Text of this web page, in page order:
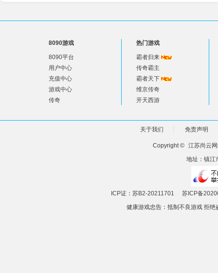
8090游戏
8090平台
用户中心
充值中心
游戏中心
传奇
热门游戏
霸者归来
传奇霸主
霸者天下
维京传奇
开天西游
关于我们 免责声明
Copyright © 江苏尚云
地址：镇江
ICP证：苏B2-20211701
苏ICP备
健康游戏忠告：抵制不良游戏 拒